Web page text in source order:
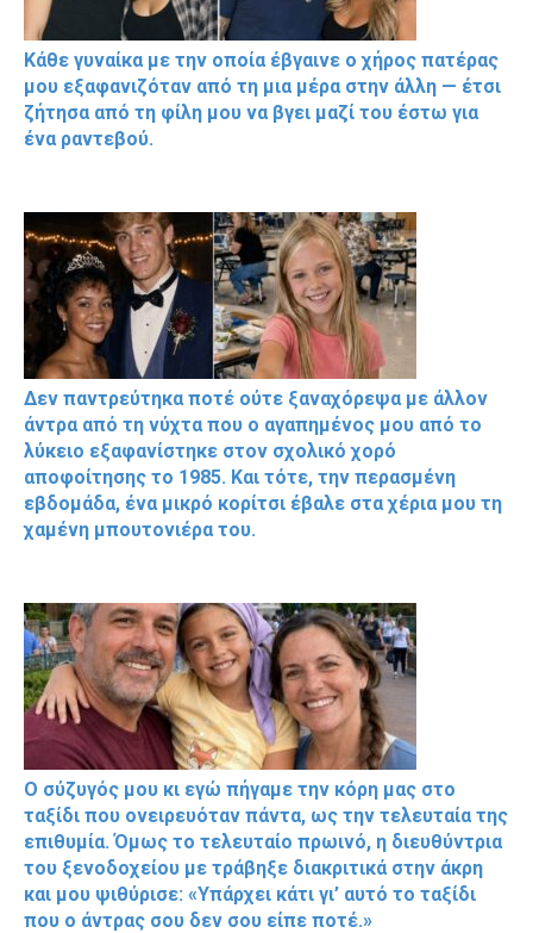
Κάθε γυναίκα με την οποία έβγαινε ο χήρος πατέρας
μου εξαφανιζόταν από τη μια μέρα στην άλλη — έτσι
ζήτησα από τη φίλη μου να βγει μαζί του έστω για
ένα ραντεβού.
Δεν παντρεύτηκα ποτέ ούτε ξαναχόρεψα με άλλον
άντρα από τη νύχτα που ο αγαπημένος μου από το
λύκειο εξαφανίστηκε στον σχολικό χορό
αποφοίτησης το 1985. Και τότε, την περασμένη
εβδομάδα, ένα μικρό κορίτσι έβαλε στα χέρια μου τη
χαμένη μπουτονιέρα του.
Ο σύζυγός μου κι εγώ πήγαμε την κόρη μας στο
ταξίδι που ονειρευόταν πάντα, ως την τελευταία της
επιθυμία. Όμως το τελευταίο πρωινό, η διευθύντρια
του ξενοδοχείου με τράβηξε διακριτικά στην άκρη
και μου ψιθύρισε: «Υπάρχει κάτι γι’ αυτό το ταξίδι
που ο άντρας σου δεν σου είπε ποτέ.»